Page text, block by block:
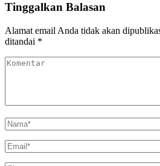
Tinggalkan Balasan
Alamat email Anda tidak akan
ditandai *